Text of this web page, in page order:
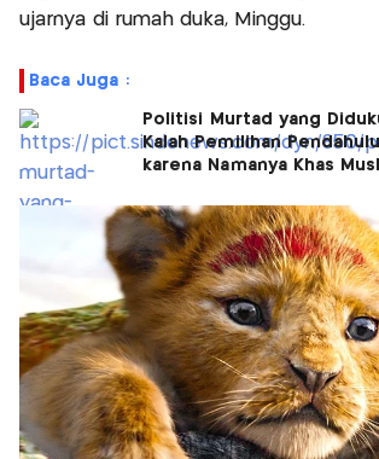
ujarnya di rumah duka, Minggu.
Baca Juga :
Politisi Murtad yang
Kalah Pemilihan
karena Namanya Khas